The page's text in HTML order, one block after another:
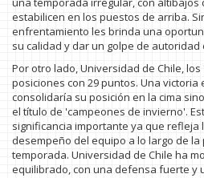
estabilicen en los puestos de arriba.
enfrentamiento les brinda una
su calidad y dar un golpe de autoridad
Por otro lado, Universidad de Chile,
posiciones con 29 puntos. Una
consolidaría su posición en la cima
el título de 'campeones de invierno'.
significancia importante ya que refleja
desempeño del equipo a lo largo de la
temporada. Universidad de Chile ha
equilibrado, con una defensa fuerte y